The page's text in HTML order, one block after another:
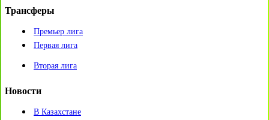
Трансферы
Премьер лига
Первая лига
Вторая лига
Новости
В Казахстане